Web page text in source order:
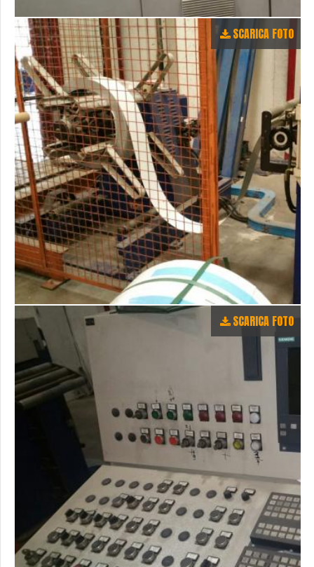
SCARICA FOTO
SCARICA FOTO